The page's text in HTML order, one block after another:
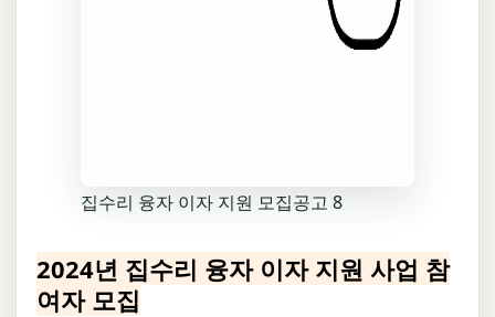
집수리 융자 이자 지원 모집공고 8
2024년 집수리 융자 이자 지원 사업 참
여자 모집